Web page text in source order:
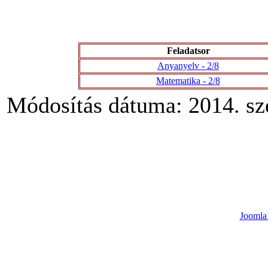
Feladatsor
Anyanyelv - 2/8
Matematika - 2/8
Módosítás dátuma: 2014.